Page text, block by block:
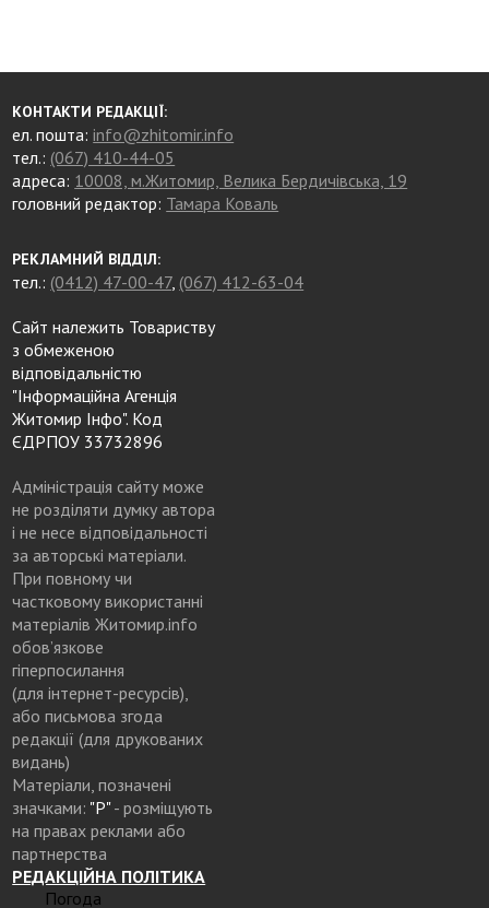
КОНТАКТИ РЕДАКЦІЇ:
ел. пошта:info@zhitomir.info
тел.: (067) 410-44-05
адреса: 10008, м.Житомир, Велика Бердичівська, 19
головний редактор: Тамара Коваль
РЕКЛАМНИЙ ВІДДІЛ:
тел.: (0412) 47-00-47, (067) 412-63-04
Сайт належить Товариству
з обмеженою
відповідальністю
"Інформаційна Агенція
Житомир Інфо". Код
ЄДРПОУ 33732896
Адміністрація сайту може
не розділяти думку автора
і не несе відповідальності
за авторські матеріали.
При повному чи
частковому використанні
матеріалів Житомир.info
обов’язкове
гіперпосилання
(для інтернет-ресурсів),
або письмова згода
редакції (для друкованих
видань)
Матеріали, позначені
значками: "Р"- розміщують
на правах реклами або
партнерства
РЕДАКЦІЙНА ПОЛІТИКА
Погода